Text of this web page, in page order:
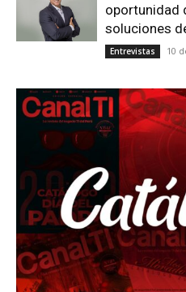
oportunidad
soluciones
Entrevistas 10